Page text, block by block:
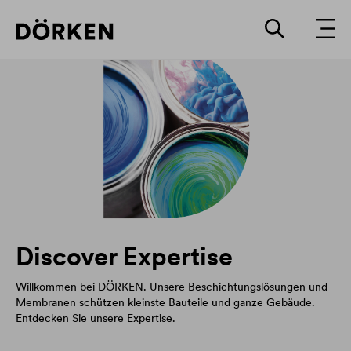
Discover Expertise
Willkommen bei DÖRKEN. Unsere Beschichtungslösungen und
Membranen schützen kleinste Bauteile und ganze Gebäude.
Entdecken Sie unsere Expertise.